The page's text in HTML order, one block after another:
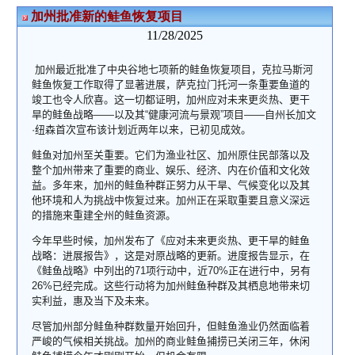
加州批准新的鲑鱼恢复项目
11/28/2025
加州最近批准了中央谷地七项新的鲑鱼恢复项目，克拉马斯河
鲑鱼恢复工作取得了显著进展，萨克拉门托河一条重要鱼道的
竣工也令人欣喜。这一切都证明，加州应对未来更炎热、更干
旱的鲑鱼战略——以及其“健康河流与景观”项目——自州长加文
·纽森首次宣布该计划近两年以来，已初见成效。
鲑鱼对加州至关重要。它们为渔业社区、加州原住民部落以及
整个加州带来了重要的商业、娱乐、经济、内在价值和文化效
益。多年来，加州的鲑鱼种群正努力从干旱、气候变化以及其
他环境和人为挑战中恢复过来。加州正在采取重要且意义深远
的措施来重建全州的鲑鱼资源。
今年早些时候，加州发布了《应对未来更炎热、更干旱的鲑鱼
战略：进展报告》，这是对原战略的更新。进度报告显示，在
《鲑鱼战略》中列出的71项行动中，近70%正在进行中，另有
26%已经完成。这些行动将为加州鲑鱼种群及其栖息地带来切
实利益，惠及当下及未来。
尽管加州部分鲑鱼种群数量开始回升，但鲑鱼渔业仍然面临着
严峻的气候相关挑战。加州的商业鲑鱼捕捞已关闭三年，休闲